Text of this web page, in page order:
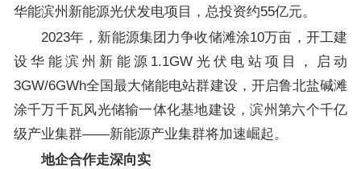
华能滨州新能源光伏发电项目，总投资约55亿元。
2023年，新能源集团力争收储滩涂10万亩，开工建
设华能滨州新能源1.1GW光伏电站项目，启动
3GW/6GWh全国最大储能电站群建设，开启鲁北盐碱滩
涂千万千瓦风光储输一体化基地建设，滨州第六个千亿
级产业集群——新能源产业集群将加速崛起。
地企合作走深向实